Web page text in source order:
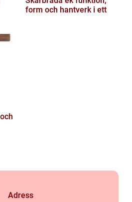
form och hantverk i ett
Adress